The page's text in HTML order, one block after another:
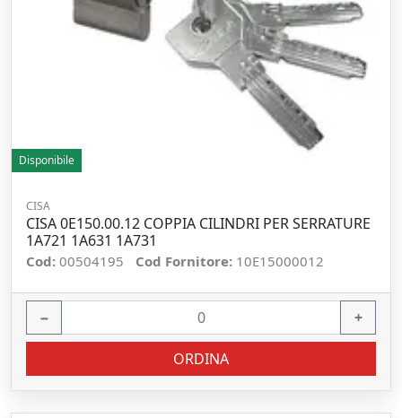
Disponibile
CISA
CISA 0E150.00.12 COPPIA CILINDRI PER SERRATURE
1A721 1A631 1A731
Cod: 00504195 Cod Fornitore: 10E15000012
− +
ORDINA